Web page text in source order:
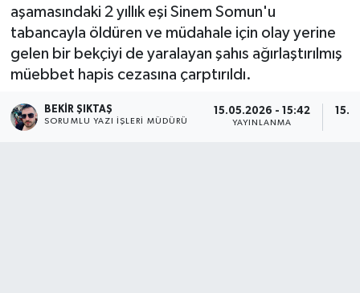
aşamasındaki 2 yıllık eşi Sinem Somun'u
tabancayla öldüren ve müdahale için olay yerine
gelen bir bekçiyi de yaralayan şahıs ağırlaştırılmış
müebbet hapis cezasına çarptırıldı.
BEKIR ŞIKTAŞ
SORUMLU YAZI İŞLERI MÜDÜRÜ
15.05.2026 - 15:42
YAYINLANMA